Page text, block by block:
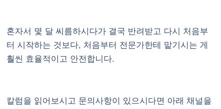
혼자서 몇 달 씨름하시다가 결국 반려받고 다시 처음부
터 시작하는 것보다, 처음부터 전문가한테 맡기시는 게
훨씬 효율적이고 안전합니다.
칼럼을 읽어보시고 문의사항이 있으시다면 아래 채널을